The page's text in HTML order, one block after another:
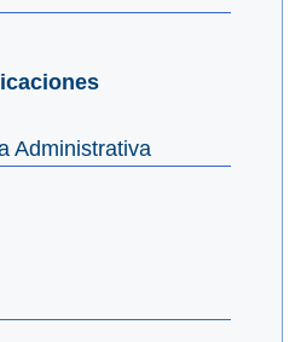
Administrativa